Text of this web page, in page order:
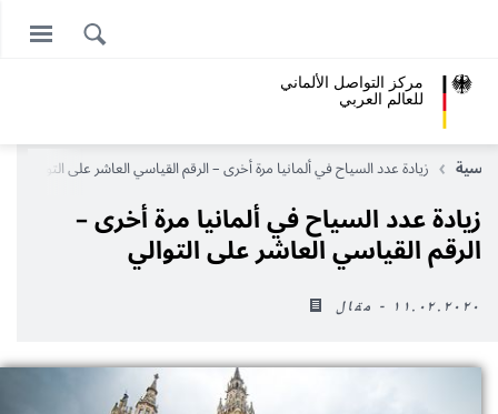
مركز التواصل الألماني
للعالم العربي
زيادة عدد السياح في ألمانيا مرة أخرى – الرقم القياسي العاشر على التوالي
زيادة عدد السياح في ألمانيا مرة أخرى –
الرقم القياسي العاشر على التوالي
١١.٠٢.٢٠٢٠ - مقال